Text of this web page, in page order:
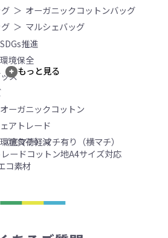
オーガニックコットンバッグ
マルシェバッグ
SDGs推進
環境保全
ズ
オーガニックコットン
アトレード
環境負荷軽減
もっと見る
底マチ）マチ有り（横マチ）
ードコットン地A4サイズ対応
コ素材